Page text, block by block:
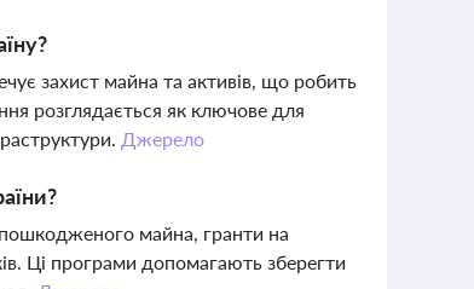
захист майна та активів, що робить
розглядається як ключове для
Джерело
пошкодженого майна, гранти на
Ці програми допомагають зберегти